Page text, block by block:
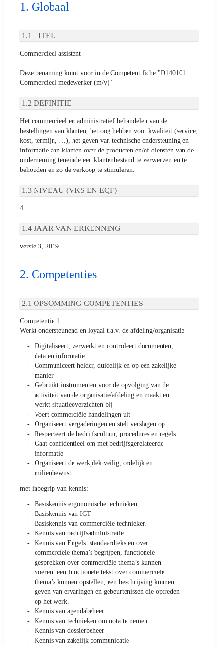
Globaal
TITEL
Commercieel assistent
Deze benaming komt voor in de Competent fiche "D140101
Commercieel medewerker (m/v)"
DEFINITIE
Het commercieel en administratief behandelen van de
bestellingen van klanten, het oog hebben voor kwaliteit (service,
kost, termijn, …), het geven van technische ondersteuning en
informatie aan klanten over de producten en/of diensten van de
onderneming teneinde een klantenbestand te verwerven en te
behouden en zo de verkoop te stimuleren.
NIVEAU (VKS EN EQF)
4
JAAR VAN ERKENNING
versie 3, 2019
Competenties
OPSOMMING COMPETENTIES
Competentie 1:
Werkt ondersteunend en loyaal t.a.v. de afdeling/organisatie
Digitaliseert, verwerkt en controleert documenten,
data en informatie
Communiceert helder, duidelijk en op een zakelijke
manier
Gebruikt instrumenten voor de opvolging van de
activiteit van de organisatie/afdeling en maakt en
werkt situatieoverzichten bij
Voert commerciële handelingen uit
Organiseert vergaderingen en stelt verslagen op
Respecteert de bedrijfscultuur, procedures en regels
Gaat confidentieel om met bedrijfsgerelateerde
informatie
Organiseert de werkplek veilig, ordelijk en
milieubewust
met inbegrip van kennis:
Basiskennis ergonomische technieken
Basiskennis van ICT
Basiskennis van commerciële technieken
Kennis van bedrijfsadministratie
Kennis van Engels: standaardteksten over
commerciële thema’s begrijpen, functionele
gesprekken over commerciële thema’s kunnen
voeren, een functionele tekst over commerciële
thema’s kunnen opstellen, een beschrijving kunnen
geven van ervaringen en gebeurtenissen die optreden
op het werk.
Kennis van agendabeheer
Kennis van technieken om nota te nemen
Kennis van dossierbeheer
Kennis van zakelijk communicatie